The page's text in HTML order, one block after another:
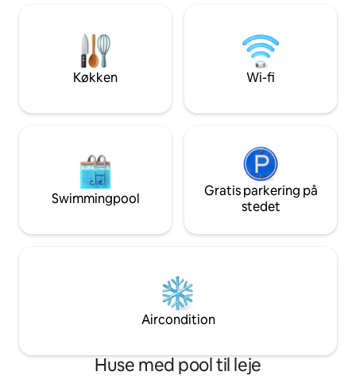
lufthavnen. Faciliteterne omfatter:
vaskemaskine, tørretumbler og
opvaskemaskine, der gør længere
ophold behagelige. Kom og nyd dette
arbejdsområde -
gratis
boligen - Privat
og indtjekning
Køkken Wi-fi
Swimmingpool
Gratis parkering på
stedet
Aircondition
Huse med pool til leje